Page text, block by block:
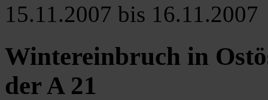
15.11.2007 bis 16.11.2007
Wintereinbruch in
der A 21